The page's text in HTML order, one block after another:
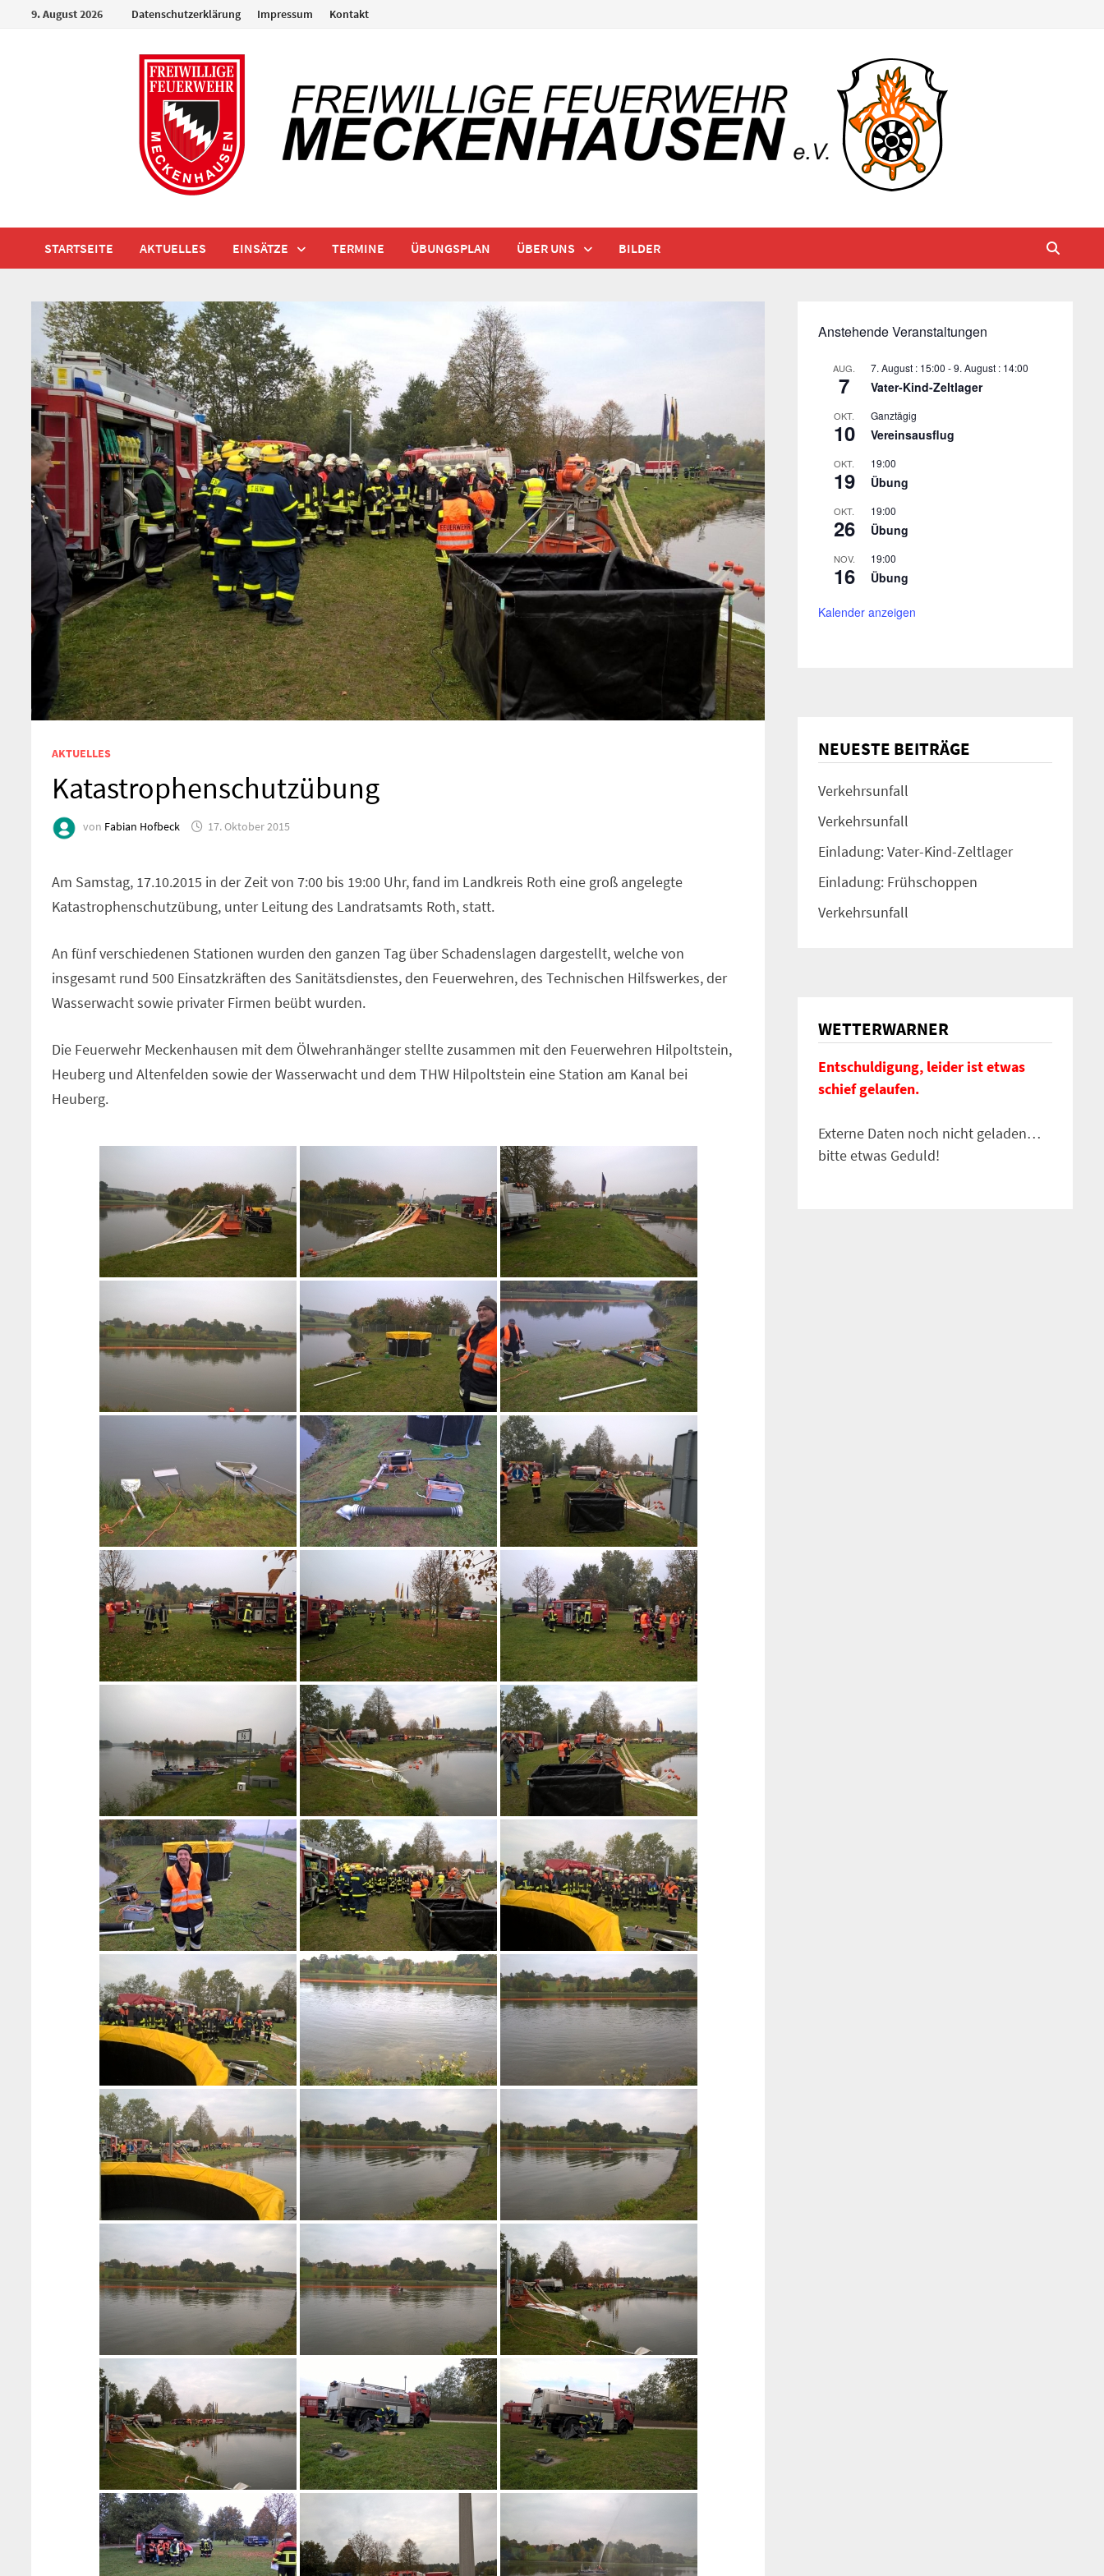
9. August 2026 Datenschutzerklärung Impressum Kontakt
STARTSEITE AKTUELLES EINSÄTZE TERMINE ÜBUNGSPLAN ÜBER UNS BILDER
AKTUELLES
Katastrophenschutzübung
von Fabian Hofbeck 17. Oktober 2015
Am Samstag, 17.10.2015 in der Zeit von 7:00 bis 19:00 Uhr, fand im Landkreis Roth eine groß angelegte
Katastrophenschutzübung, unter Leitung des Landratsamts Roth, statt.
An fünf verschiedenen Stationen wurden den ganzen Tag über Schadenslagen dargestellt, welche von
insgesamt rund 500 Einsatzkräften des Sanitätsdienstes, den Feuerwehren, des Technischen Hilfswerkes, der
Wasserwacht sowie privater Firmen beübt wurden.
Die Feuerwehr Meckenhausen mit dem Ölwehranhänger stellte zusammen mit den Feuerwehren Hilpoltstein,
Heuberg und Altenfelden sowie der Wasserwacht und dem THW Hilpoltstein eine Station am Kanal bei
Heuberg.
Anstehende Veranstaltungen
AUG.
7
7. August : 15:00 -9. August : 14:00
Vater-Kind-Zeltlager
OKT.
10
Ganztägig
Vereinsausflug
OKT.
19
19:00
Übung
OKT.
26
19:00
Übung
NOV.
16
19:00
Übung
Kalender anzeigen
NEUESTE BEITRÄGE
Verkehrsunfall
Verkehrsunfall
Einladung: Vater-Kind-Zeltlager
Einladung: Frühschoppen
Verkehrsunfall
WETTERWARNER
Entschuldigung, leider ist etwas
schief gelaufen.
Externe Daten noch nicht geladen…
bitte etwas Geduld!